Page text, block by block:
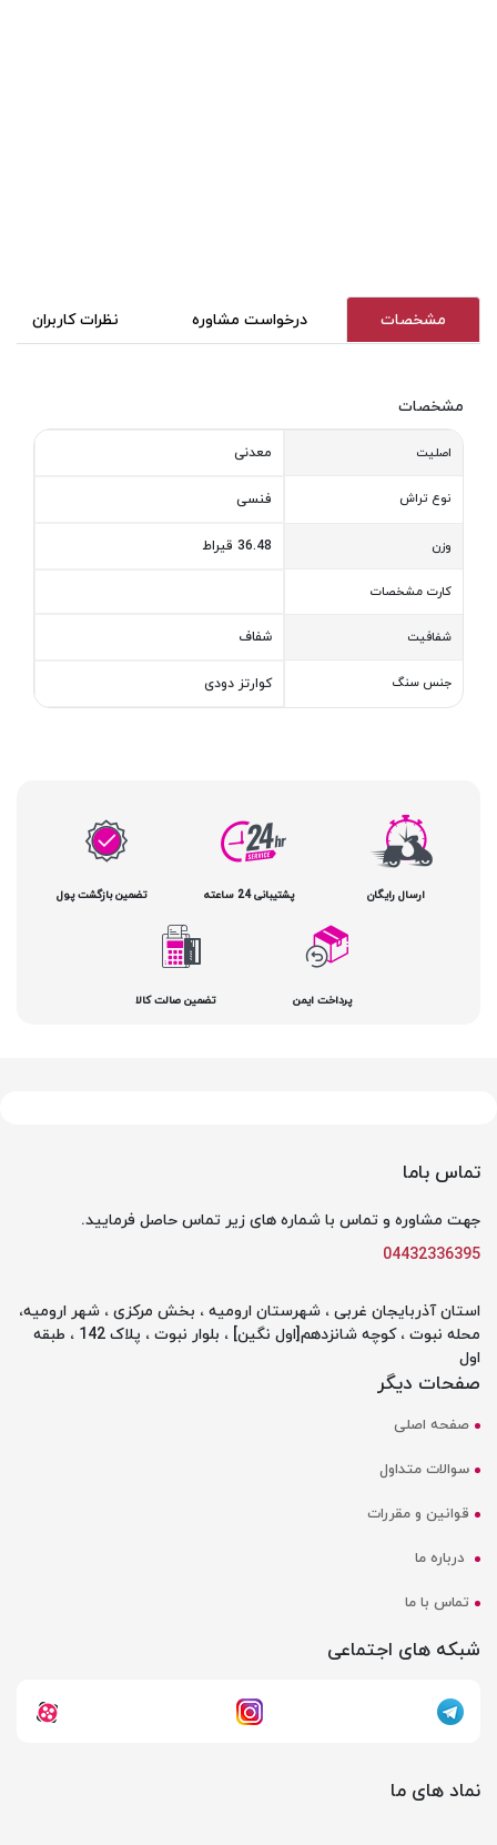
مشخصات درخواست مشاوره نظرات کاربران
مشخصات
اصلیت معدنی
نوع تراش فنسی
وزن 36.48 قیراط
کارت مشخصات
شفافیت شفاف
جنس سنگ کوارتز دودی
ارسال رایگان پشتیبانی 24 ساعته تضمین بازگشت پول
پرداخت ایمن تضمین صالت کالا
تماس باما
جهت مشاوره و تماس با شماره های زیر تماس حاصل فرمایید.
04432336395
استان آذربایجان غربی ، شهرستان ارومیه ، بخش مرکزی ، شهر ارومیه،
محله نبوت ، کوچه شانزدهم[اول نگین] ، بلوار نبوت ، پلاک 142 ، طبقه
اول
صفحات دیگر
صفحه اصلی
سوالات متداول
قوانین و مقررات
درباره ما
تماس با ما
شبکه های اجتماعی
نماد های ما